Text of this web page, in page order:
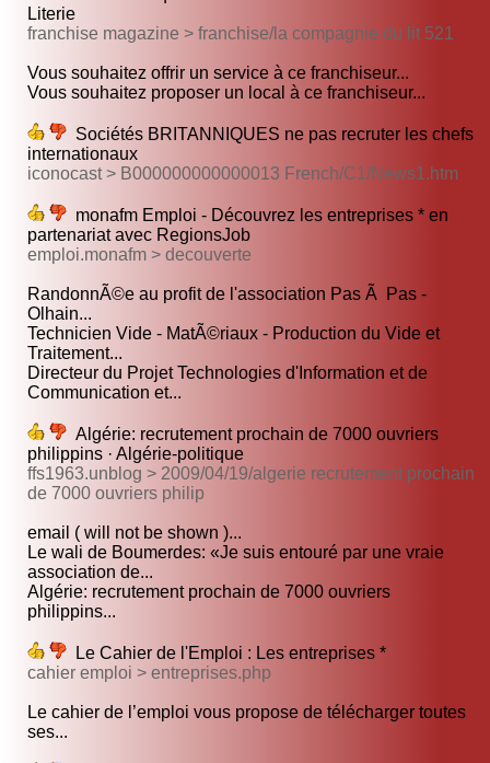
Literie
franchise magazine > franchise/la compagnie du lit 521
Vous souhaitez offrir un service à ce franchiseur...
Vous souhaitez proposer un local à ce franchiseur...
Sociétés BRITANNIQUES ne pas recruter les chefs
internationaux
iconocast > B000000000000013 French/C1/News1.htm
monafm Emploi - Découvrez les entreprises * en
partenariat avec RegionsJob
emploi.monafm > decouverte
RandonnÃ©e au profit de l'association Pas Ã Pas -
Olhain...
Technicien Vide - MatÃ©riaux - Production du Vide et
Traitement...
Directeur du Projet Technologies d'Information et de
Communication et...
Algérie: recrutement prochain de 7000 ouvriers
philippins · Algérie-politique
ffs1963.unblog > 2009/04/19/algerie recrutement prochain
de 7000 ouvriers philip
email ( will not be shown )...
Le wali de Boumerdes: «Je suis entouré par une vraie
association de...
Algérie: recrutement prochain de 7000 ouvriers
philippins...
Le Cahier de l'Emploi : Les entreprises *
cahier emploi > entreprises.php
Le cahier de l’emploi vous propose de télécharger toutes
ses...